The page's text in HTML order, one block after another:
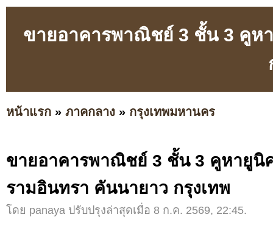
ขายอาคารพาณิชย์ 3 ชั้น 3 คูห
หน้าแรก » ภาคกลาง » กรุงเทพมหานคร
ขายอาคารพาณิชย์ 3 ชั้น 3 คูหายูนิ
รามอินทรา คันนายาว กรุงเทพ
โดย panaya ปรับปรุงล่าสุดเมื่อ 8 ก.ค. 2569, 22:45.